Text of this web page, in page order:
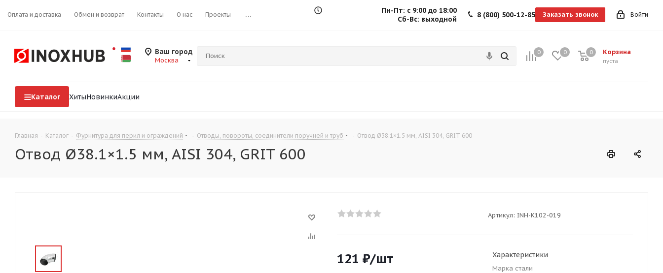
Оплата и доставка Обмен и возврат Контакты О нас Проекты ... Войти
8 (800) 500-12-85 Заказать звонок
Пн-Пт: с 9:00 до 18:00
Сб-Вс: выходной
Ваш город
Москва
0 0 Корзина
0
пуста
0
Каталог ХитыНовинкиАкции
Главная - Каталог - Фурнитура для перил и ограждений - Отводы, повороты, соединители поручней и труб - Отвод Ø38.1×1.5 мм, AISI 304, GRIT 600
Отвод Ø38.1×1.5 мм, AISI 304, GRIT 600
Артикул: INH-K102-019
121 ₽/шт Характеристики
Марка стали